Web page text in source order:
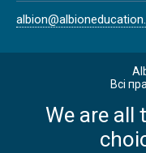
В
Всі
We are all